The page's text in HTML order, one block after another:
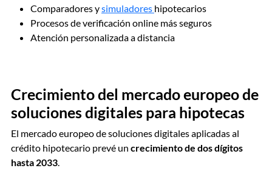
Comparadores ysimuladores hipotecarios
Procesos de verificación online más seguros
Atención personalizada a distancia
Crecimiento del mercado europeo de
soluciones digitales para hipotecas
El mercado europeo de soluciones digitales aplicadas al
crédito hipotecario prevé un crecimiento de dos dígitos
hasta 2033.